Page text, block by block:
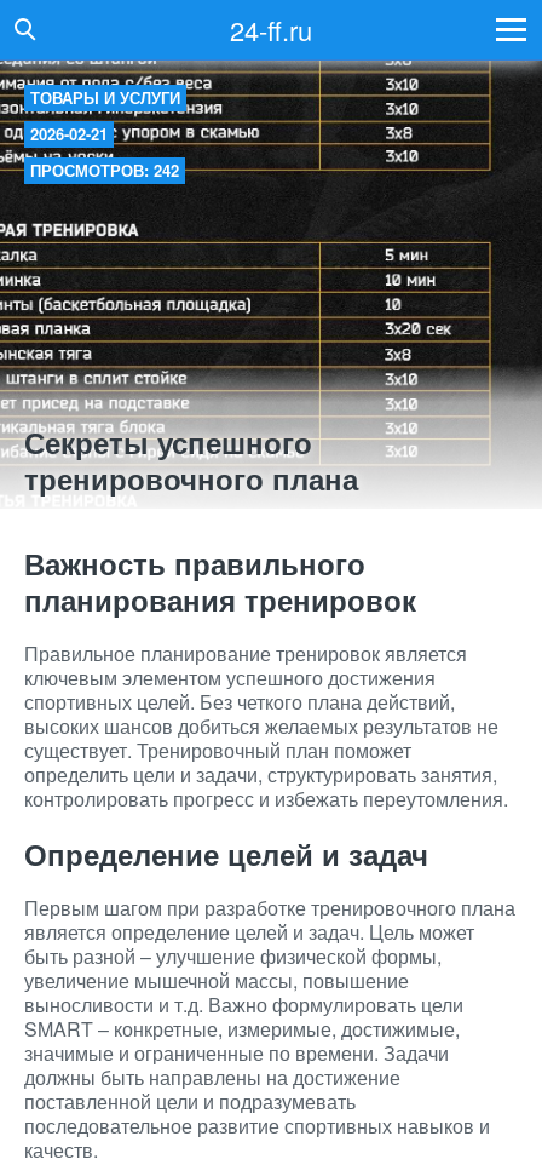
24-ff.ru
ТОВАРЫ И УСЛУГИ
2026-02-21
ПРОСМОТРОВ: 242
Секреты успешного
тренировочного плана
Важность правильного
планирования тренировок
Правильное планирование тренировок является
ключевым элементом успешного достижения
спортивных целей. Без четкого плана действий,
высоких шансов добиться желаемых результатов не
существует. Тренировочный план поможет
определить цели и задачи, структурировать занятия,
контролировать прогресс и избежать переутомления.
Определение целей и задач
Первым шагом при разработке тренировочного плана
является определение целей и задач. Цель может
быть разной – улучшение физической формы,
увеличение мышечной массы, повышение
выносливости и т.д. Важно формулировать цели
SMART – конкретные, измеримые, достижимые,
значимые и ограниченные по времени. Задачи
должны быть направлены на достижение
поставленной цели и подразумевать
последовательное развитие спортивных навыков и
качеств.